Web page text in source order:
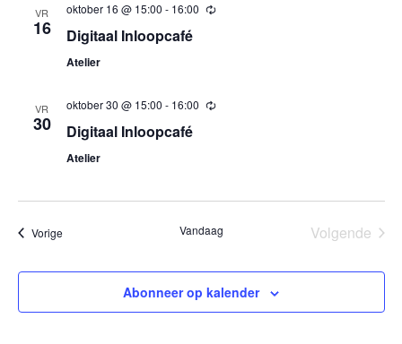
VR
16
oktober 16 @ 15:00 - 16:00 Terugkerend
Digitaal Inloopcafé
Atelier
VR
30
oktober 30 @ 15:00 - 16:00 Terugkerend
Digitaal Inloopcafé
Atelier
VorigeEvenementen Vandaag
Volgende
Abonneer op kalender